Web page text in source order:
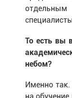
То есть вы
небом?
Именно так.